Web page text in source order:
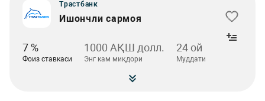
Трастбанк
Ишончли сармоя
7 %
Фоиз ставкаси
1000 АҚШ долл.
Энг кам миқдори
24 ой
Муддати